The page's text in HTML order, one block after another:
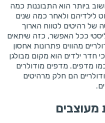
ביותר הוא התבוננות כמה
לילדיהם ולאחר כמה שנים
של רהיטים לטווח הארוך
ככל האפשר, כזה שיתאים
מהווים פתרונות אחסון
חדר ילדים הוא מקום מבולגן
מדפים. מדפים מודולרים
הם חלק מרהיטים
מעוצבים